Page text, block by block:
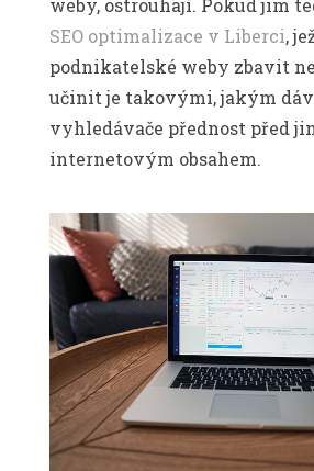
weby, ostrouhají. Pokud jim
SEO optimalizace v Liberci,
podnikatelské weby zbavit
učinit je takovými, jakým
vyhledávače přednost před
internetovým obsahem.